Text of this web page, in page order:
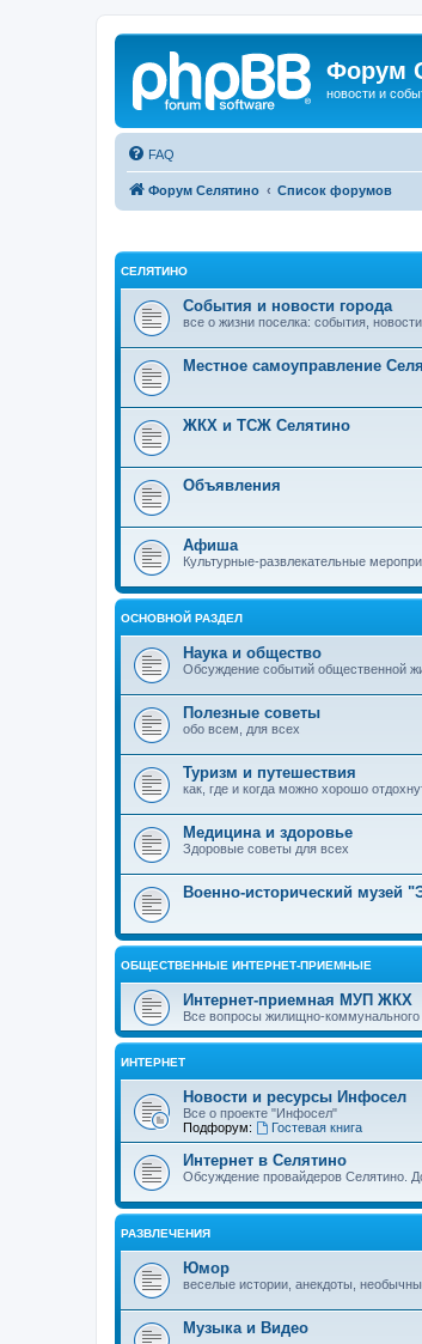
Форум
новости и
FAQ
Форум Селятино Список форумов
СЕЛЯТИНО
События и новости города
все о жизни поселка: события,
Местное самоуправление
ЖКХ и ТСЖ Селятино
Объявления
Афиша
Культурные-развлекательные
ОСНОВНОЙ РАЗДЕЛ
Наука и общество
Обсуждение событий общественной
Полезные советы
обо всем, для всех
Туризм и путешествия
как, где и когда можно хорошо
Медицина и здоровье
Здоровые советы для всех
Военно-исторический музей
ОБЩЕСТВЕННЫЕ ИНТЕРНЕТ-ПРИЕМНЫЕ
Интернет-приемная МУП ЖКХ
Все вопросы жилищно-
ИНТЕРНЕТ
Новости и ресурсы Инфосел
Все о проекте "Инфосел"
Подфорум:
Гостевая книга
Интернет в Селятино
Обсуждение провайдеров Селятино.
РАЗВЛЕЧЕНИЯ
Юмор
веселые истории, анекдоты,
Музыка и Видео